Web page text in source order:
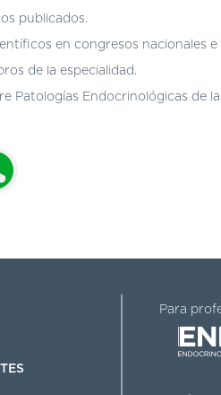
publicados.
en congresos nacionales e
de la especialidad.
Patologías Endocrinológicas de la
Para